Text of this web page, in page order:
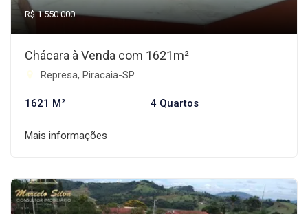
R$ 1.550.000
Chácara à Venda com 1621m²
Represa, Piracaia-SP
1621 M² 4 Quartos
Mais informações